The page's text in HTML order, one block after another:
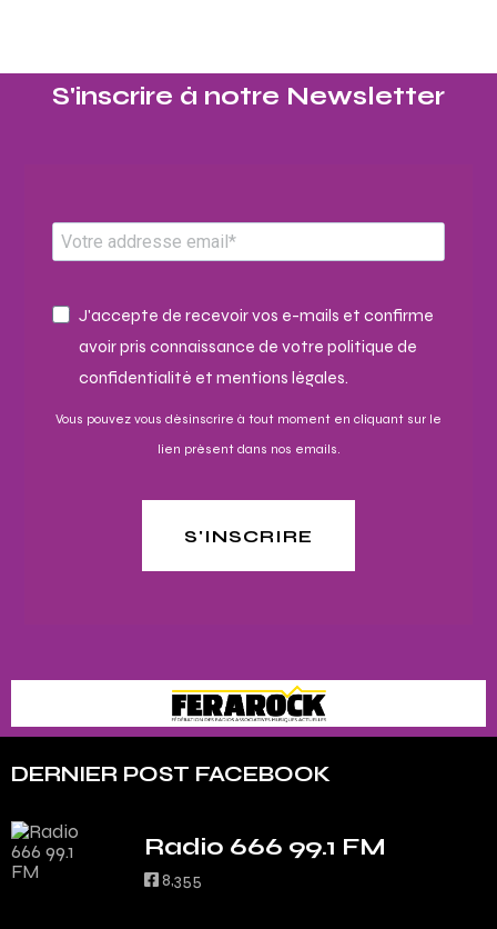
S'inscrire à notre Newsletter​
J'accepte de recevoir vos e-mails et confirme
avoir pris connaissance de votre politique de
confidentialité et mentions légales.
Vous pouvez vous désinscrire à tout moment en cliquant sur le
lien présent dans nos emails.
S'INSCRIRE
DERNIER POST FACEBOOK
Radio 666 99.1 FM
8,355